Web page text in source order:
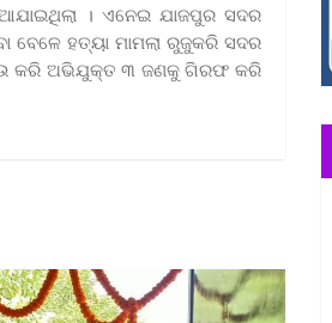
। ଏନେଇ ଯାଜପୁର ସଦର
ହତ୍ୟା ମାମଲା ରୁଜୁକରି ସଦର
କରି ଅଭିଯୁକ୍ତ ୩ ଜଣକୁ ଗିରଫ କରି